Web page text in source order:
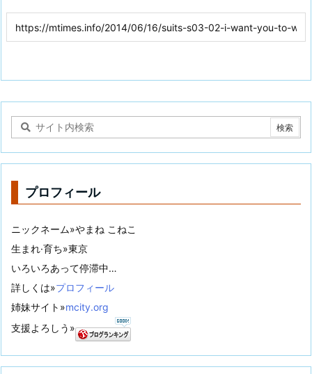
プロフィール
ニックネーム»やまね こねこ
生まれ·育ち»東京
いろいろあって停滞中…
詳しくは»プロフィール
姉妹サイト»mcity.org
支援よろしう»